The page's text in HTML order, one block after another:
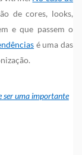
de cores, looks,
e que passem o
é uma das
ser uma importante